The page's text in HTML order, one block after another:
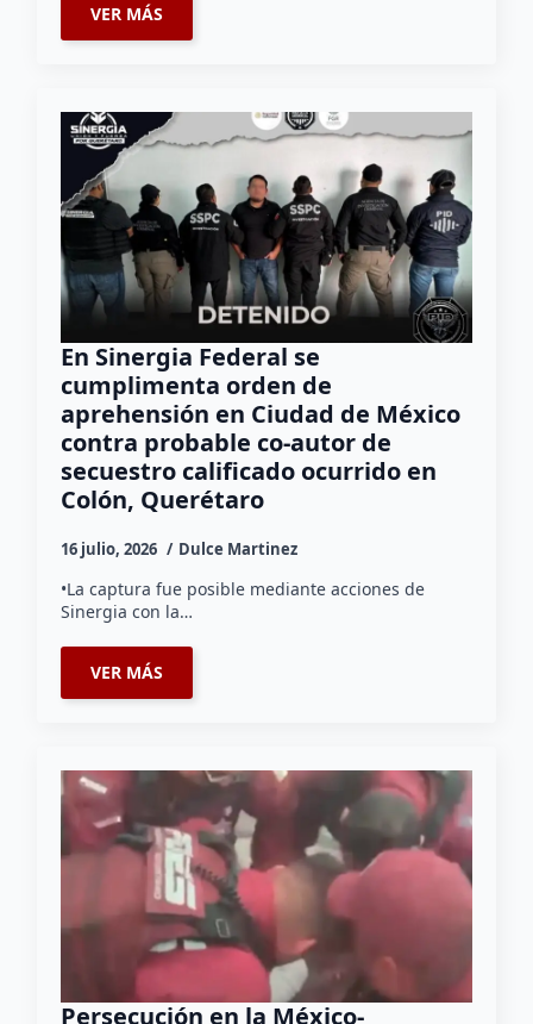
VER MÁS
En Sinergia Federal se
cumplimenta orden de
aprehensión en Ciudad de México
contra probable co-autor de
secuestro calificado ocurrido en
Colón, Querétaro
16 julio, 2026 Dulce Martinez
•La captura fue posible mediante acciones de
Sinergia con la…
VER MÁS
Persecución en la México-